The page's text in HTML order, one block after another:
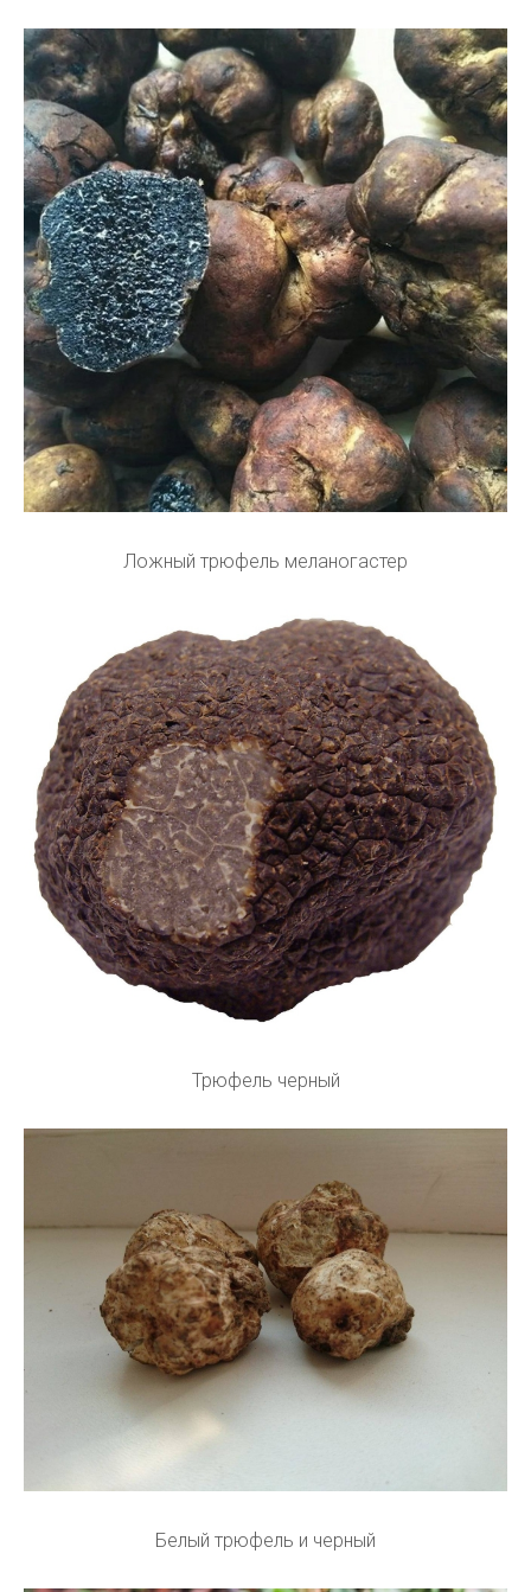
Ложный трюфель меланогастер
Трюфель черный
Белый трюфель и черный